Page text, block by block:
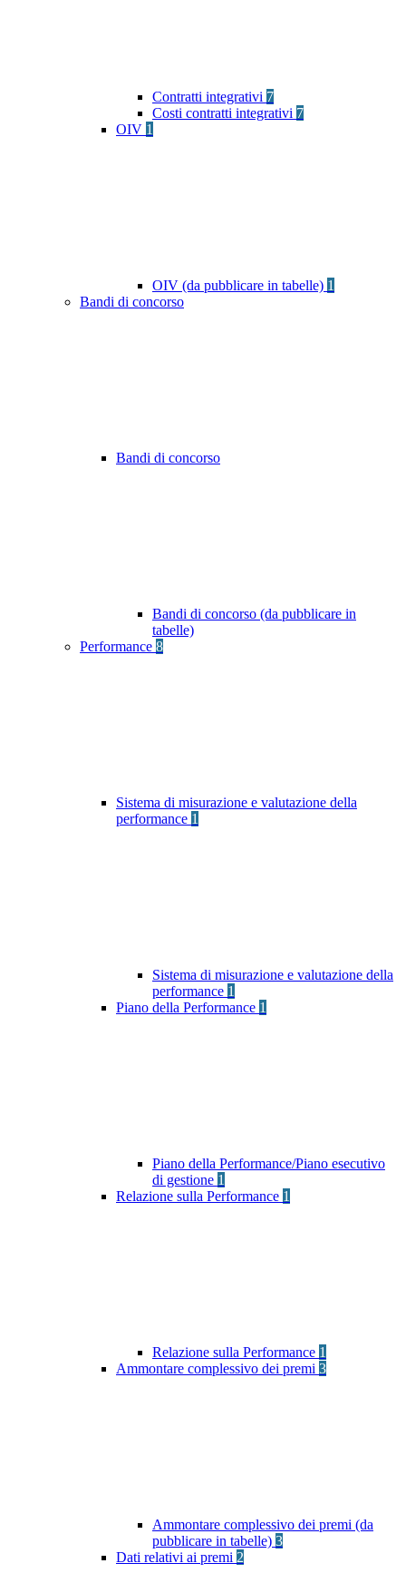
Contratti integrativi 7
Costi contratti integrativi 7
OIV 1
OIV (da pubblicare in tabelle) 1
Bandi di concorso
Bandi di concorso
Bandi di concorso (da pubblicare in
tabelle)
Performance 8
Sistema di misurazione e valutazione della
performance 1
Sistema di misurazione e valutazione della
performance 1
Piano della Performance 1
Piano della Performance/Piano esecutivo
di gestione 1
Relazione sulla Performance 1
Relazione sulla Performance 1
Ammontare complessivo dei premi 3
Ammontare complessivo dei premi (da
pubblicare in tabelle) 3
Dati relativi ai premi 2